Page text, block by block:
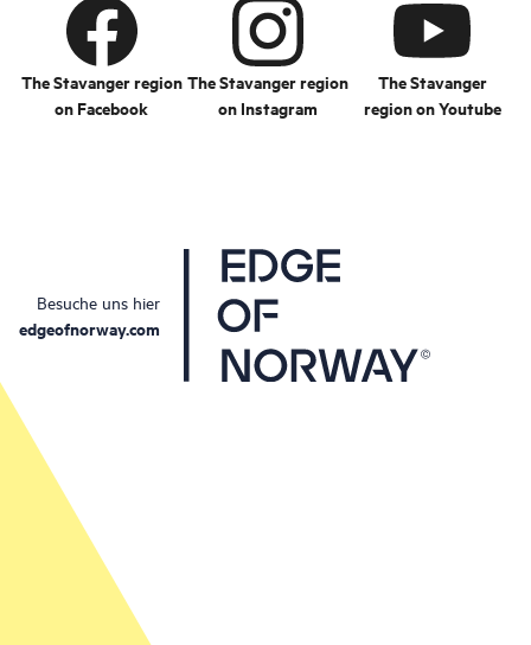
The Stavanger region
on Facebook
The Stavanger region
on Instagram
The Stavanger
region on Youtube
Besuche uns hier
edgeofnorway.com